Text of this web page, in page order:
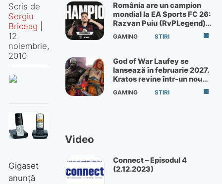
Scris de
Sergiu
Briceag
12
noiembrie,
2010
Gigaset
anunţă
România are un campion
mondial la EA Sports FC 26:
Razvan Puiu (RvPLegend)
câștigă turneul de la Paris
GAMING STIRI
God of War Laufey se
lansează în februarie 2027.
Kratos revine într-un nou
God of War
GAMING STIRI
Video
Connect – Episodul 4
(2.12.2023)